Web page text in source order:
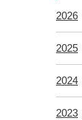
2026
2025
2024
2023